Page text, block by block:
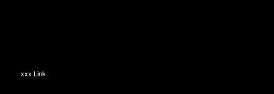
xxx Link